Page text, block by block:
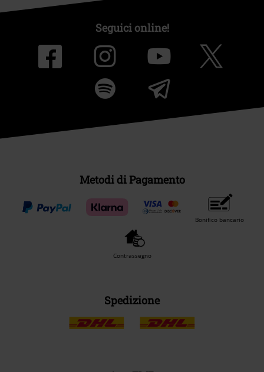
Seguici online!
Metodi di Pagamento
Bonifico bancario
Contrassegno
Spedizione